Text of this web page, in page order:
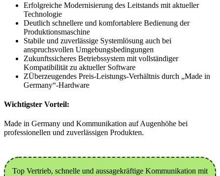
Erfolgreiche Modernisierung des Leitstands mit aktueller
Technologie
Deutlich schnellere und komfortablere Bedienung der
Produktionsmaschine
Stabile und zuverlässige Systemlösung auch bei
anspruchsvollen Umgebungsbedingungen
Zukunftssicheres Betriebssystem mit vollständiger
Kompatibilität zu aktueller Software
ZÜberzeugendes Preis-Leistungs-Verhältnis durch „Made in
Germany“-Hardware
Wichtigster Vorteil:
Made in Germany und Kommunikation auf Augenhöhe bei
professionellen und zuverlässigen Produkten.
Top Vertrieb, schnelle und aussagekräftige Kommunikation mit